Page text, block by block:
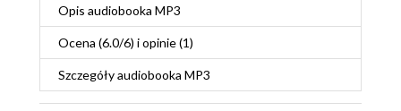
Opis audiobooka MP3
Ocena (6.0/6) i opinie (1)
Szczegółyaudiobooka MP3